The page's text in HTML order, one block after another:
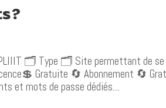
🗂️ Type 🗂️ Site permettant de
Gratuite 🔄 Abonnement 🔄
et mots de passe dédiés....